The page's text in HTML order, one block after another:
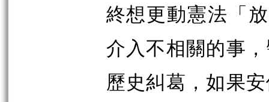
終想更動憲法「
介入不相關的事
歷史糾葛，如果